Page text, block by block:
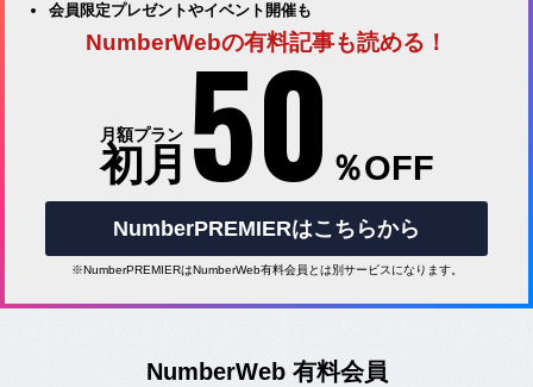
会員限定プレゼントやイベント開催も
NumberWebの有料記事も読める！
月額プラン
初月 50 ％OFF
NumberPREMIERはこちらから
※NumberPREMIERはNumberWeb有料会員とは別サービスになります。
NumberWeb 有料会員